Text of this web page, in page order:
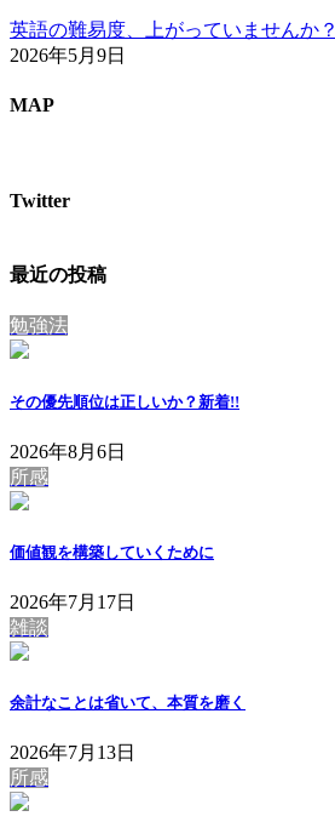
英語の難易度、上がっていませんか？
2026年5月9日
MAP
Twitter
最近の投稿
勉強法
その優先順位は正しいか？ 新着!!
2026年8月6日
所感
価値観を構築していくために
2026年7月17日
雑談
余計なことは省いて、本質を磨く
2026年7月13日
所感